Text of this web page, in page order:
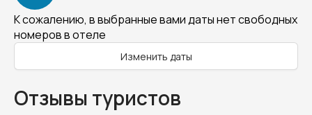
К сожалению, в выбранные вами даты нет свободных
номеров в отеле
Изменить даты
Отзывы туристов